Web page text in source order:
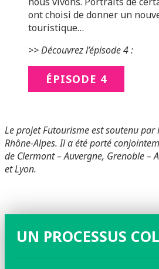
ont choisi de donner un
touristique…
>> Découvrez l’épisode 4 :
ÉPISODE 4
Le projet Futourisme est soutenu par
Rhône-Alpes. Il a été porté
de Clermont – Auvergne, Grenoble –
et Lyon.
UN PROCESSUS